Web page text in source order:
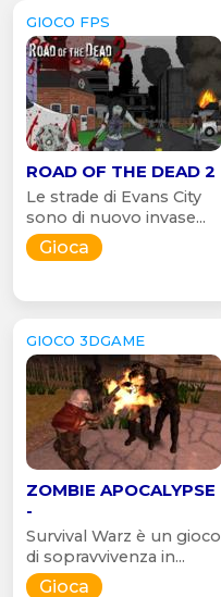
GIOCO FPS
ROAD OF THE DEAD 2
Le strade di Evans City
sono di nuovo invase...
Gioca
GIOCO 3DGAME
ZOMBIE APOCALYPSE
-
Survival Warz è un gioco
di sopravvivenza in...
Gioca